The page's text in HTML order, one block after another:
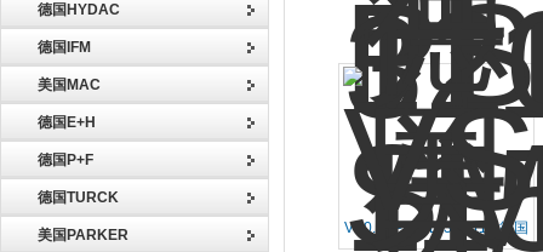
德国HYDAC
德国IFM
美国MAC
德国E+H
德国P+F
德国TURCK
美国PARKER
VS0.1EP012E-32N11/4德国